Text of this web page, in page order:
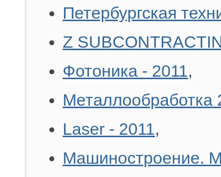
Петербургская
Z
Фотоника - 2011,
Металлообработка
Laser - 2011,
Машиностроение.